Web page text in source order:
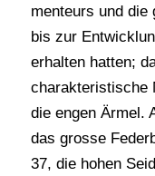
menteurs und
bis zur
erhalten hatten;
charakteristische
die engen Ärmel.
das grosse
37, die hohen